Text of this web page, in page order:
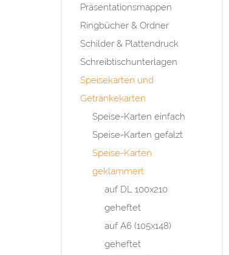
Präsentationsmappen
Ringbücher & Ordner
Schilder & Plattendruck
Schreibtischunterlagen
Speisekarten und
Getränkekarten
Speise-Karten einfach
Speise-Karten gefalzt
Speise-Karten
geklammert
auf DL 100x210
geheftet
auf A6 (105x148)
geheftet